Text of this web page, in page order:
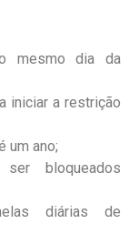
mesmo dia da
iniciar a restrição
um ano;
bloqueados
diárias de